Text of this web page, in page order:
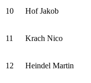
10 Hof Jakob
11 Krach Nico
12 Heindel Martin